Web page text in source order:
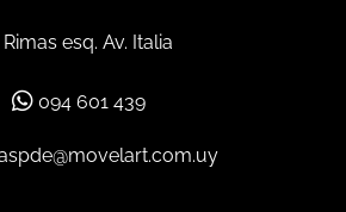
Rimas esq. Av. Italia
094 601 439